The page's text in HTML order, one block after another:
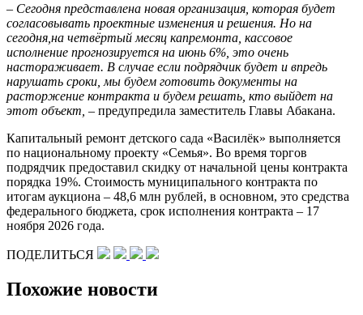
– Сегодня представлена новая организация, которая будет
согласовывать проектные изменения и решения. Но на
сегодня,на четвёртый месяц капремонта, кассовое
исполнение прогнозируется на июнь 6%, это очень
настораживает. В случае если подрядчик будет и впредь
нарушать сроки, мы будем готовить документы на
расторжение контракта и будем решать, кто выйдет на
этот объект, – предупредила заместитель Главы Абакана.
Капитальный ремонт детского сада «Василёк» выполняется
по национальному проекту «Семья». Во время торгов
подрядчик предоставил скидку от начальной цены контракта
порядка 19%. Стоимость муниципального контракта по
итогам аукциона – 48,6 млн рублей, в основном, это средства
федерального бюджета, срок исполнения контракта – 17
ноября 2026 года.
ПОДЕЛИТЬСЯ
Похожие новости